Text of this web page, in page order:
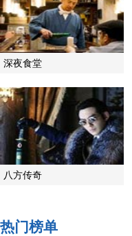
深夜食堂
八方传奇
热门榜单